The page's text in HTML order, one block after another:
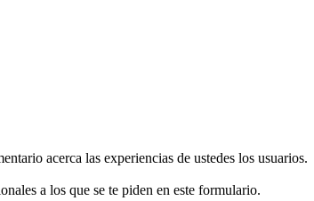
acerca las experiencias de ustedes los usuarios.
a los que se te piden en este formulario.